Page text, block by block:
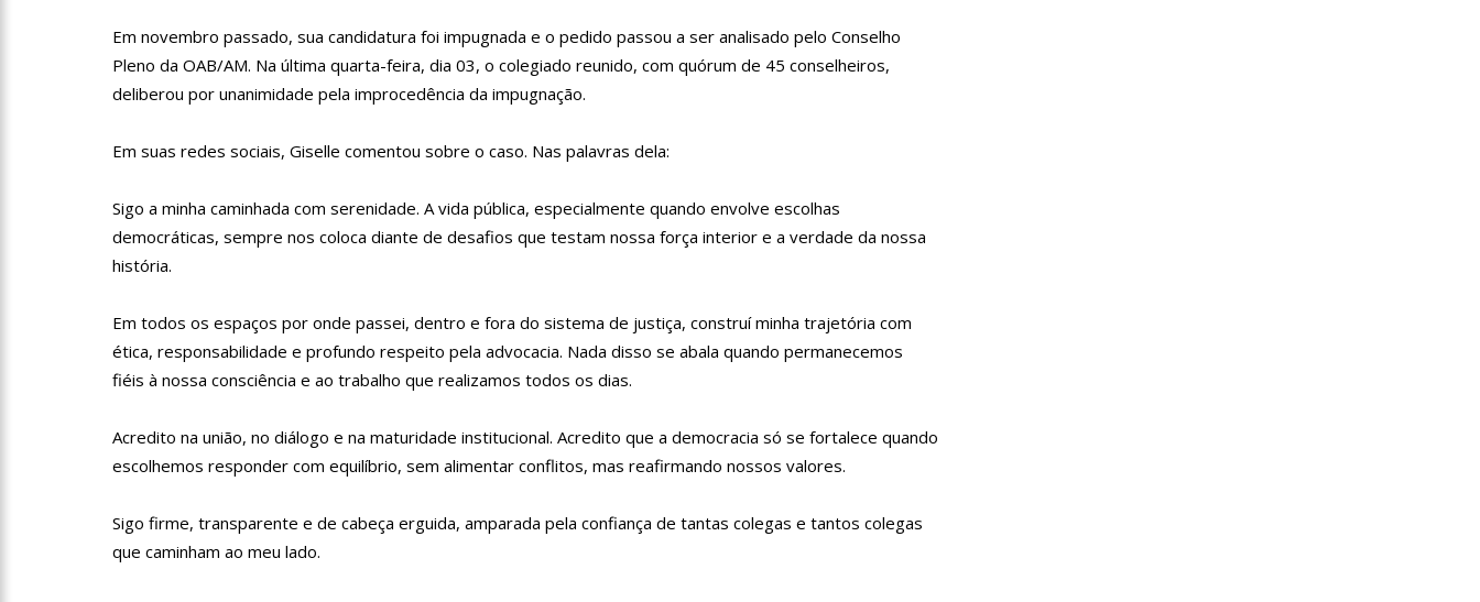
Procon-AM orienta população que Lei do Troco é válida e deve ser respeitada
11:59 Empresário ‘Passarão’, dono do porto Chibatão, morre em São Paulo
Acusado de divulgar fotos de corpo de Marília Mendonça e de outros artistas mortos
11:28 Casal é surpreendido com gravidez de sêxtuplos e pai ‘passa mal’
Deficiência
11:09 Bruna Biancardi ganha mimo de R$ 820 de Neymar: ‘Se fez presente mesmo distante’
14:30
Em novembro passado, sua candidatura foi impugnada e o pedido passou a ser analisado pelo Conselho
Pleno da OAB/AM. Na última quarta-feira, dia 03, o colegiado reunido, com quórum de 45 conselheiros,
deliberou por unanimidade pela improcedência da impugnação.
Em suas redes sociais, Giselle comentou sobre o caso. Nas palavras dela:
Sigo a minha caminhada com serenidade. A vida pública, especialmente quando envolve escolhas
democráticas, sempre nos coloca diante de desafios que testam nossa força interior e a verdade da nossa
história.
Em todos os espaços por onde passei, dentro e fora do sistema de justiça, construí minha trajetória com
ética, responsabilidade e profundo respeito pela advocacia. Nada disso se abala quando permanecemos
fiéis à nossa consciência e ao trabalho que realizamos todos os dias.
Acredito na união, no diálogo e na maturidade institucional. Acredito que a democracia só se fortalece quando
escolhemos responder com equilíbrio, sem alimentar conflitos, mas reafirmando nossos valores.
Sigo firme, transparente e de cabeça erguida, amparada pela confiança de tantas colegas e tantos colegas
que caminham ao meu lado.